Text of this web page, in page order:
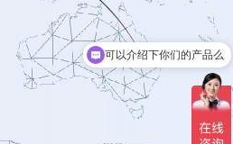
可以介绍下你们的产品么